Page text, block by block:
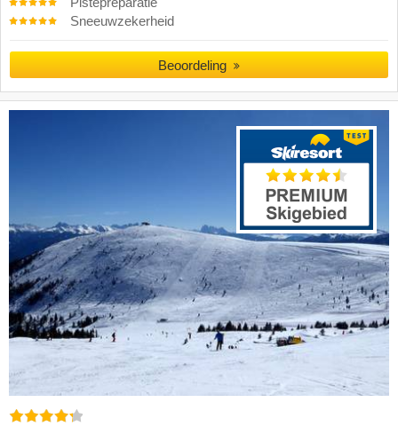
Pistepreparatie
Sneeuwzekerheid
Beoordeling